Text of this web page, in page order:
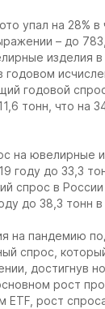
упал на 28% в
– до
изделия
годовом
годовой
тонн, что на
на ювелирные
году до 33,3
спрос в России
до 38,3 тонн
на пандемию
спрос,
достигнув
рост
рост